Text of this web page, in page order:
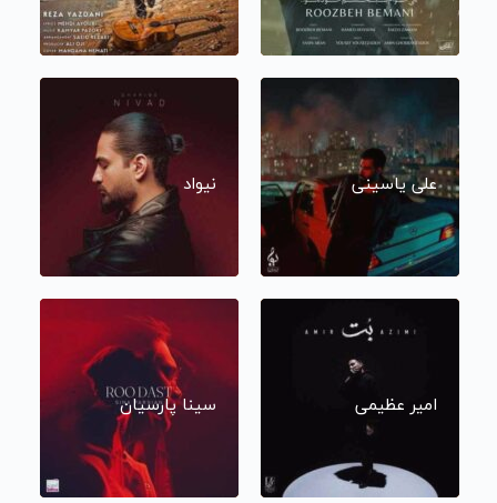
علی یاسینی نیواد
امیر عظیمی سینا پارسیان